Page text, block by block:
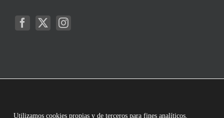
Utilizamos cookies propias y de terceros para fines analíticos.